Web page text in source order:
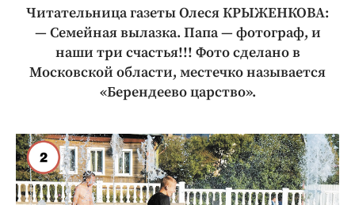
Интересное чтиво
Клиника года
Бренд года
Работодатель года
Читательница газеты Олеся КРЫЖЕНКОВА:
— Семейная вылазка. Папа — фотограф, и
наши три счастья!!! Фото сделано в
Московской области, местечко называется
«Берендеево царство».